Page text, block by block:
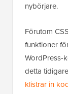
nybörjare.
Förutom
funktioner
WordPress-
detta
klistrar in